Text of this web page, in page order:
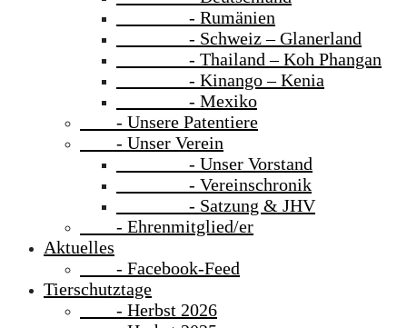
- Rumänien
- Schweiz – Glanerland
- Thailand – Koh Phangan
- Kinango – Kenia
- Mexiko
- Unsere Patentiere
- Unser Verein
- Unser Vorstand
- Vereinschronik
- Satzung & JHV
- Ehrenmitglied/er
Aktuelles
- Facebook-Feed
Tierschutztage
- Herbst 2026